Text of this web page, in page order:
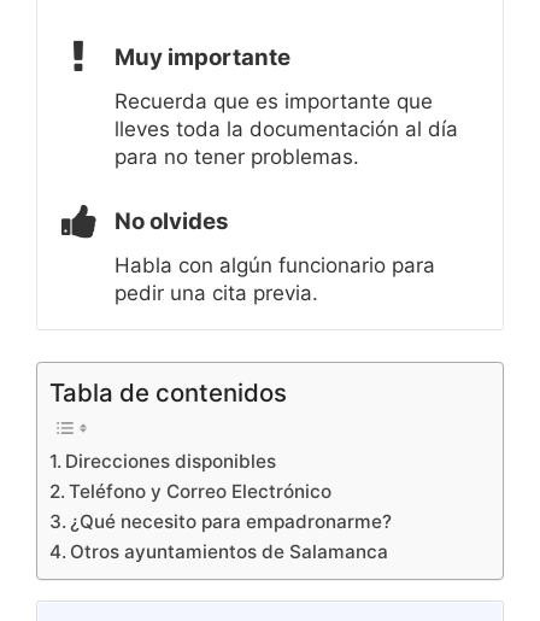
Muy importante
Recuerda que es importante que
lleves toda la documentación al día
para no tener problemas.
No olvides
Habla con algún funcionario para
pedir una cita previa.
Tabla de contenidos
Direcciones disponibles
Teléfono y Correo Electrónico
¿Qué necesito para empadronarme?
Otros ayuntamientos de Salamanca